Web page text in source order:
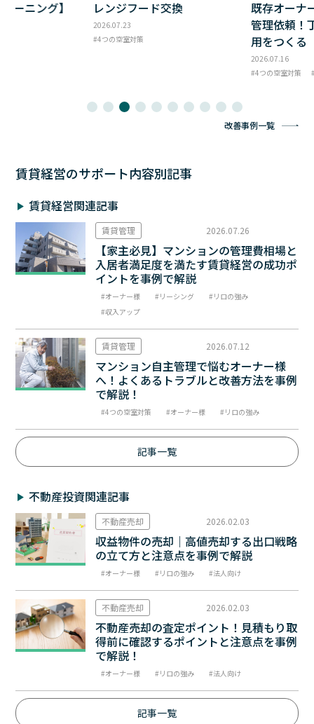
ーニング】 レンジフード交換
2026.07.23
4つの空室対策
既存オーナ
管理依頼！
用をつくる
2026.07.16
4つの空室対策
改善事例一覧
賃貸経営のサポート内容別記事
賃貸経営関連記事
賃貸管理 2026.07.26
【家主必見】マンションの管理費相場と
入居者満足度を満たす賃貸経営の成功ポ
イントを事例で解説
オーナー様 リーシング
リロの強み
収入アップ
賃貸管理 2026.07.12
マンション自主管理で悩むオーナー様
へ！よくあるトラブルと改善方法を事例
で解説！
4つの空室対策 オーナー様 リロの強み
記事一覧
不動産投資関連記事
不動産売却 2026.02.03
収益物件の売却｜高値売却する出口戦略
の立て方と注意点を事例で解説
オーナー様 リロの強み 法人向け
不動産売却 2026.02.03
不動産売却の査定ポイント！見積もり取
得前に確認するポイントと注意点を事例
で解説！
オーナー様 リロの強み 法人向け
記事一覧